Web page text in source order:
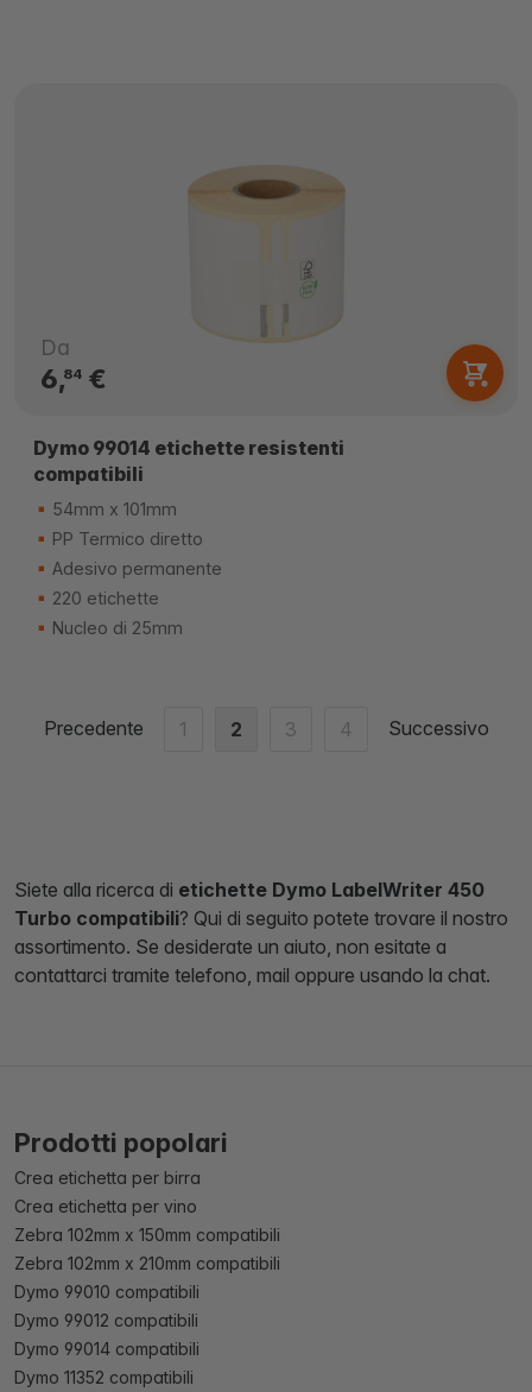
Da
6,84€
Dymo 99014 etichette resistenti
compatibili
54mm x 101mm
PP Termico diretto
Adesivo permanente
220 etichette
Nucleo di 25mm
Precedente 1 2 3 4 Successivo
Siete alla ricerca di etichette Dymo LabelWriter 450
Turbo compatibili? Qui di seguito potete trovare il nostro
assortimento. Se desiderate un aiuto, non esitate a
contattarci tramite telefono, mail oppure usando la chat.
Prodotti popolari
Crea etichetta per birra
Crea etichetta per vino
Zebra 102mm x 150mm compatibili
Zebra 102mm x 210mm compatibili
Dymo 99010 compatibili
Dymo 99012 compatibili
Dymo 99014 compatibili
Dymo 11352 compatibili